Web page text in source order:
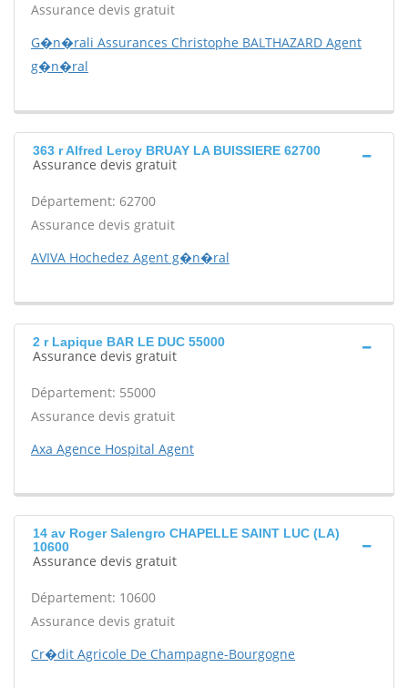
Assurance devis gratuit
G�n�rali Assurances Christophe BALTHAZARD Agent
g�n�ral
363 r Alfred Leroy BRUAY LA BUISSIERE 62700
Assurance devis gratuit
Département: 62700
Assurance devis gratuit
AVIVA Hochedez Agent g�n�ral
2 r Lapique BAR LE DUC 55000
Assurance devis gratuit
Département: 55000
Assurance devis gratuit
Axa Agence Hospital Agent
14 av Roger Salengro CHAPELLE SAINT LUC (LA)
10600
Assurance devis gratuit
Département: 10600
Assurance devis gratuit
Cr�dit Agricole De Champagne-Bourgogne